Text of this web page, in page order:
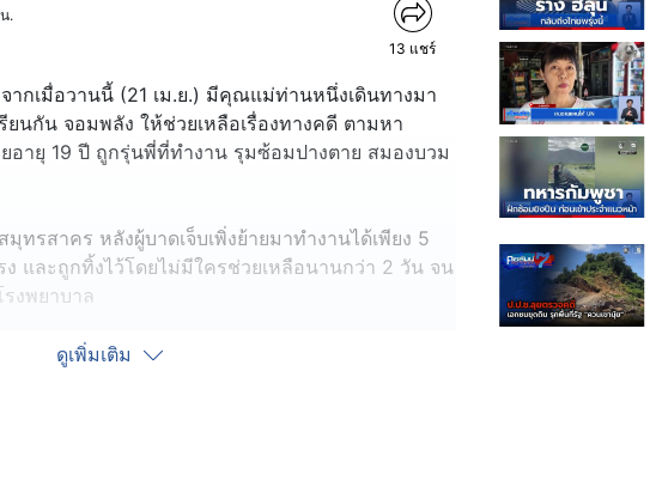
.
13 แชร์
ากเมื่อวานนี้ (21 เม.ย.) มีคุณแม่ท่านหนึ่งเดินทางมา
ยนกัน จอมพลัง ให้ช่วยเหลือเรื่องทางคดี ตามหา
อายุ 19 ปี ถูกรุ่นพี่ที่ทำงาน รุมซ้อมปางตาย สมองบวม
ทรสาคร หลังผู้บาดเจ็บเพิ่งย้ายมาทำงานได้เพียง 5
และถูกทิ้งไว้โดยไม่มีใครช่วยเหลือนานกว่า 2 วัน จน
งพยาบาล
ว่า ก่อนเกิดเหตุ ลูกชายเคยวิดีโอคอลมาขอเงิน พร้อม
ดูเพิ่มเติม